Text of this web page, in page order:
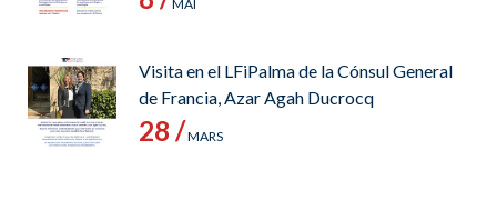
MAI
Visita en el LFiPalma de la Cónsul General
de Francia, Azar Agah Ducrocq
28 /MARS